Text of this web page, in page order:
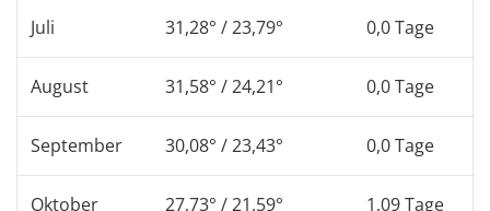
Juli 31,28° / 23,79° 0,0 Tage
August 31,58° / 24,21° 0,0 Tage
September 30,08° / 23,43° 0,0 Tage
Oktober 27,73° / 21,59° 1,09 Tage